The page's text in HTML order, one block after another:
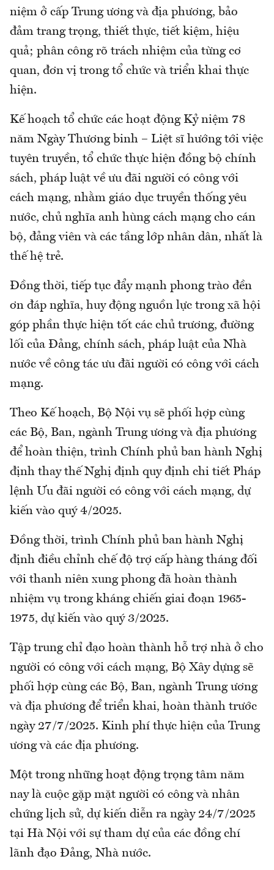
niệm ở cấp Trung ương và địa phương, bảo
đảm trang trọng, thiết thực, tiết kiệm, hiệu
quả; phân công rõ trách nhiệm của từng cơ
quan, đơn vị trong tổ chức và triển khai thực
hiện.
Kế hoạch tổ chức các hoạt động Kỷ niệm 78
năm Ngày Thương binh – Liệt sĩ hướng tới việc
tuyên truyền, tổ chức thực hiện đồng bộ chính
sách, pháp luật về ưu đãi người có công với
cách mạng, nhằm giáo dục truyền thống yêu
nước, chủ nghĩa anh hùng cách mạng cho cán
bộ, đảng viên và các tầng lớp nhân dân, nhất là
thế hệ trẻ.
Đồng thời, tiếp tục đẩy mạnh phong trào đền
ơn đáp nghĩa, huy động nguồn lực trong xã hội
góp phần thực hiện tốt các chủ trương, đường
lối của Đảng, chính sách, pháp luật của Nhà
nước về công tác ưu đãi người có công với cách
mạng.
Theo Kế hoạch, Bộ Nội vụ sẽ phối hợp cùng
các Bộ, Ban, ngành Trung ương và địa phương
để hoàn thiện, trình Chính phủ ban hành Nghị
định thay thế Nghị định quy định chi tiết Pháp
lệnh Ưu đãi người có công với cách mạng, dự
kiến vào quý 4/2025.
Đồng thời, trình Chính phủ ban hành Nghị
định điều chỉnh chế độ trợ cấp hàng tháng đối
với thanh niên xung phong đã hoàn thành
nhiệm vụ trong kháng chiến giai đoạn 1965-
1975, dự kiến vào quý 3/2025.
Tập trung chỉ đạo hoàn thành hỗ trợ nhà ở cho
người có công với cách mạng, Bộ Xây dựng sẽ
phối hợp cùng các Bộ, Ban, ngành Trung ương
và địa phương để triển khai, hoàn thành trước
ngày 27/7/2025. Kinh phí thực hiện của Trung
ương và các địa phương.
Một trong những hoạt động trọng tâm năm
nay là cuộc gặp mặt người có công và nhân
chứng lịch sử, dự kiến diễn ra ngày 24/7/2025
tại Hà Nội với sự tham dự của các đồng chí
lãnh đạo Đảng, Nhà nước.